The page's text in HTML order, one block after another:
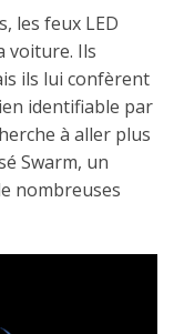
les feux LED
voiture. Ils
ils lui confèrent
identifiable par
à aller plus
Swarm, un
nombreuses